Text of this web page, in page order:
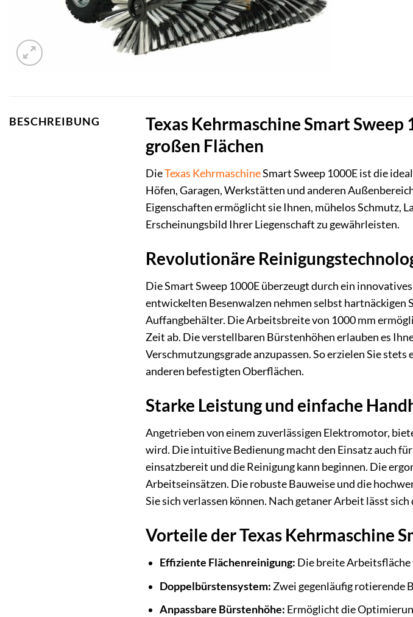
BESCHREIBUNG
Texas Kehrmaschine Smart
großen Flächen
DieTexas KehrmaschineSmart Sweep 1000E ist die
Höfen, Garagen, Werkstätten und anderen
Eigenschaften ermöglicht sie Ihnen, mühelos Schmutz,
Erscheinungsbild Ihrer Liegenschaft zu gewährleisten.
Revolutionäre
Die Smart Sweep 1000E überzeugt durch ein
entwickelten Besenwalzen nehmen selbst
Auffangbehälter. Die Arbeitsbreite von 1000 mm
Zeit ab. Die verstellbaren Bürstenhöhen erlauben es
Verschmutzungsgrade anzupassen. So erzielen Sie
anderen befestigten Oberflächen.
Starke Leistung und einfache
Angetrieben von einem zuverlässigen Elektromotor,
wird. Die intuitive Bedienung macht den Einsatz auch
einsatzbereit und die Reinigung kann beginnen. Die
Arbeitseinsätzen. Die robuste Bauweise und die
Sie sich verlassen können. Nach getaner Arbeit lässt
Vorteile der Texas Kehrmaschine
Effiziente Flächenreinigung: Die breite Arbeitsfläche
Doppelbürstensystem: Zwei gegenläufig rotierende
Anpassbare Bürstenhöhe: Ermöglicht die